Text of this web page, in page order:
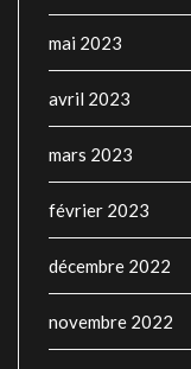
mai 2023
avril 2023
mars 2023
février 2023
décembre 2022
novembre 2022